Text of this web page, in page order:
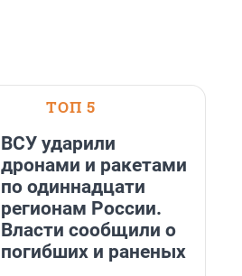
ТОП 5
ВСУ ударили
дронами и ракетами
по одиннадцати
регионам России.
Власти сообщили о
погибших и раненых